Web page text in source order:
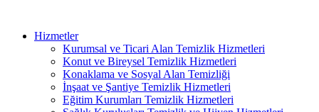
Hizmetler
Kurumsal ve Ticari Alan Temizlik Hizmetleri
Konut ve Bireysel Temizlik Hizmetleri
Konaklama ve Sosyal Alan Temizliği
İnşaat ve Şantiye Temizlik Hizmetleri
Eğitim Kurumları Temizlik Hizmetleri